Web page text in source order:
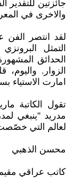
جائزتين للتقدير
والاخرى في
لقد انتصر الفن
التمثل
الحدائق
الزوار.
امارت الاستياء
تقول الكاتبة
مدريد "ينبغي
لعالم التي
محسن الذهبي
كاتب عراقي